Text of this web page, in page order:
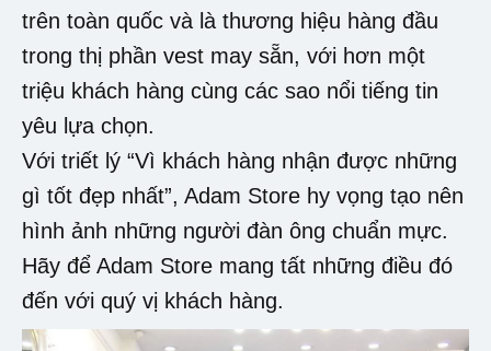
trên toàn quốc và là thương hiệu hàng đầu
trong thị phần vest may sẵn, với hơn một
triệu khách hàng cùng các sao nổi tiếng tin
yêu lựa chọn.
Với triết lý “Vì khách hàng nhận được những
gì tốt đẹp nhất”, Adam Store hy vọng tạo nên
hình ảnh những người đàn ông chuẩn mực.
Hãy để Adam Store mang tất những điều đó
đến với quý vị khách hàng.